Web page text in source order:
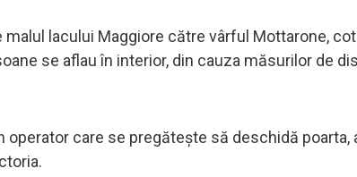
lacului Maggiore către vârful Mottarone,
se aflau în interior, din cauza măsurilor de
care se pregătește să deschidă poarta,